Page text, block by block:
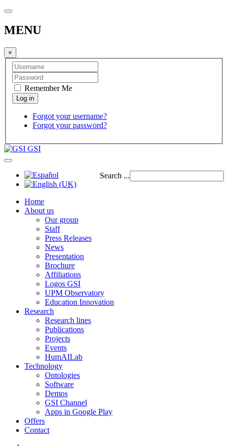
MENU
×
Remember Me
Forgot your username?
Forgot your password?
GSI
Search ...
Home
About us
Our group
Staff
Press Releases
News
Presentation
Brochure
Affiliations
Logos GSI
UPM Observatory
Education Innovation
Research
Research lines
Publications
Projects
Events
HumAILab
Technology
Ontologies
Software
Demos
GSI Channel
Apps in Google Play
Offers
Contact